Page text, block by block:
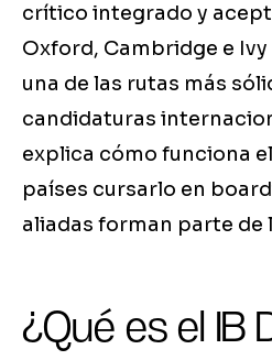
crítico integrado y
Oxford, Cambridge e Ivy
una de las rutas más
candidaturas
explica cómo funciona
países cursarlo en
aliadas forman parte de
¿Qué es el IB